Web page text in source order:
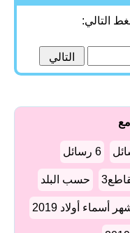
التالي:
6 رسائل
حسب البلد
أسماء أولاد 2019